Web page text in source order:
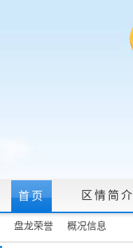
首页 区情简介
盘龙荣誉 概况信息